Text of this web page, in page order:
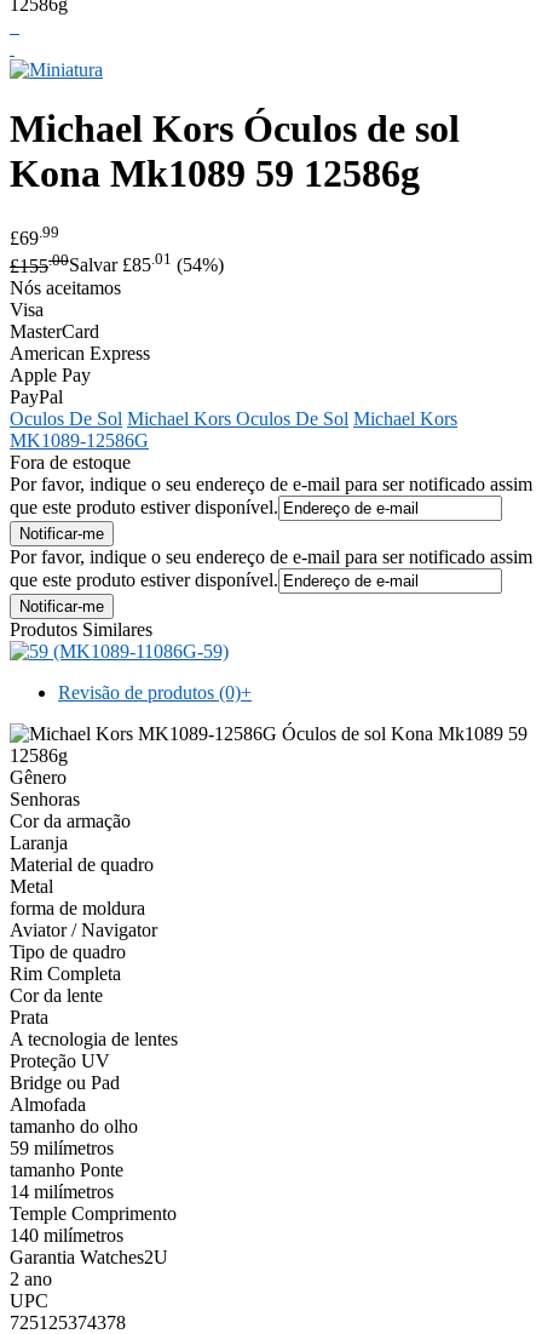
Michael Kors Óculos de sol
Kona Mk1089 59 12586g
£69 .99
£155.00Salvar £85.01 (54%)
Nós aceitamos
Visa
MasterCard
American Express
Apple Pay
PayPal
Oculos De Sol Michael Kors Oculos De Sol Michael Kors
MK1089-12586G
Fora de estoque
Por favor, indique o seu endereço de e-mail para ser notificado assim
que este produto estiver disponível.
Por favor, indique o seu endereço de e-mail para ser notificado assim
que este produto estiver disponível.
Produtos Similares
Revisão de produtos (0)+
Gênero
Senhoras
Cor da armação
Laranja
Material de quadro
Metal
forma de moldura
Aviator / Navigator
Tipo de quadro
Rim Completa
Cor da lente
Prata
A tecnologia de lentes
Proteção UV
Bridge ou Pad
Almofada
tamanho do olho
59 milímetros
tamanho Ponte
14 milímetros
Temple Comprimento
140 milímetros
Garantia Watches2U
2 ano
UPC
725125374378